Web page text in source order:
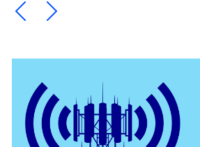
Ein Element zurück blättern
Ein Element weiter blättern